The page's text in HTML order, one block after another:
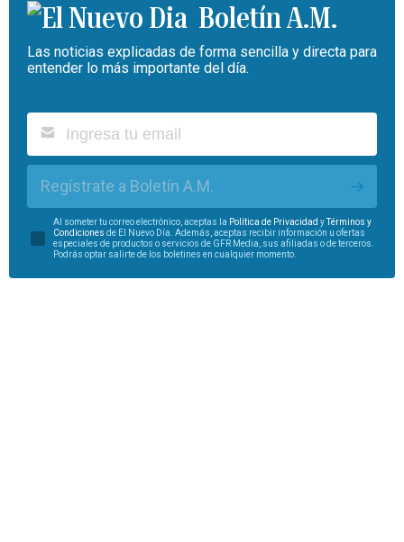
Boletín A.M.
Las noticias explicadas de forma sencilla y directa para
entender lo más importante del día.
Regístrate a Boletín A.M.
Al someter tu correo electrónico, aceptas la Política de Privacidad yTérminos y
Condiciones de El Nuevo Día. Además, aceptas recibir información u ofertas
especiales de productos o servicios de GFR Media, sus afiliadas o de terceros.
Podrás optar salirte de los boletines en cualquier momento.